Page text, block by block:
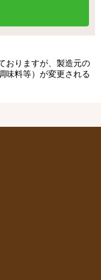
おりますが、製造元の
味料等）が変更される